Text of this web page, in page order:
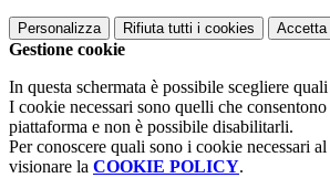
Personalizza Rifiuta tutti i cookies Accetta
Gestione cookie
In questa schermata è possibile scegliere
I cookie necessari sono quelli che
piattaforma e non è possibile disabilitarli.
Per conoscere quali sono i cookie necessari
visionare la COOKIE POLICY.